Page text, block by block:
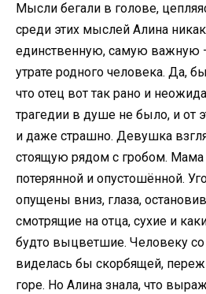
Мысли бегали в голове,
среди этих мыслей Алина
единственную, самую важную
утрате родного человека. Да,
что отец вот так рано и
трагедии в душе не было, и от
и даже страшно. Девушка
стоящую рядом с гробом.
потерянной и опустошённой.
опущены вниз, глаза,
смотрящие на отца, сухие и
будто выцветшие. Человеку
виделась бы скорбящей,
горе. Но Алина знала, что